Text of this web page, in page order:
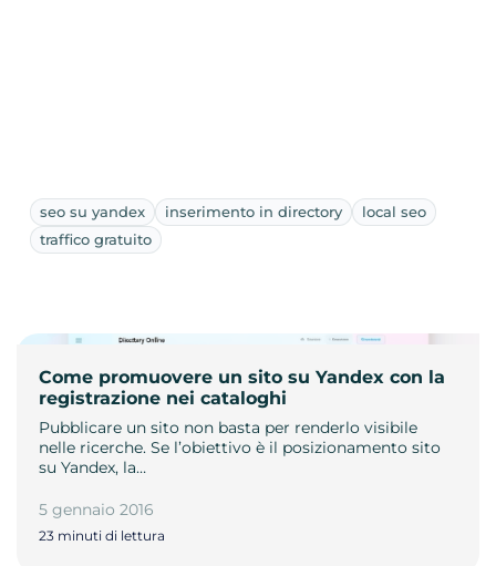
seo su yandex inserimento in directory
local seo
traffico gratuito
Come promuovere un sito su Yandex con la
registrazione nei cataloghi
Pubblicare un sito non basta per renderlo visibile
nelle ricerche. Se l’obiettivo è il posizionamento sito
su Yandex, la…
5 gennaio 2016
23 minuti di lettura